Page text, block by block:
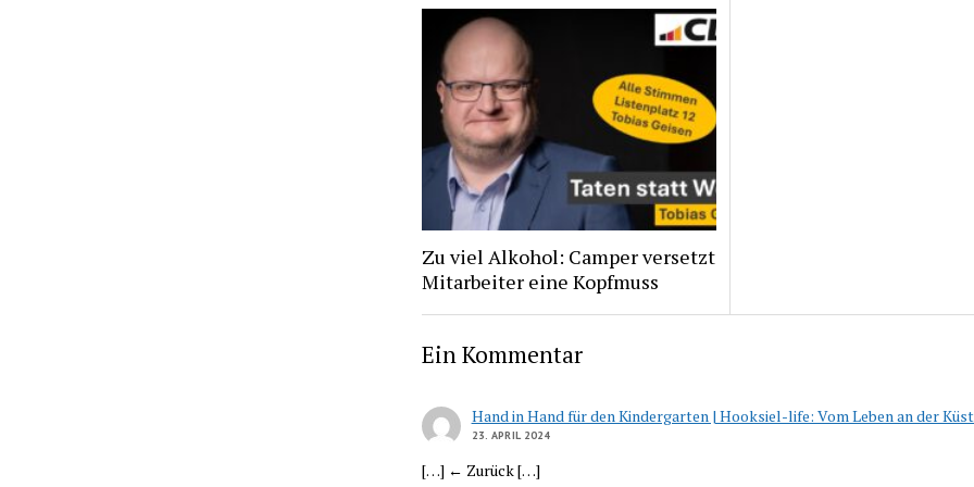
Zu viel Alkohol: Camper versetzt
Mitarbeiter eine Kopfmuss
Ein Kommentar
Hand in Hand für den Kindergarten | Hooksiel-life: Vom Leben an der
23. APRIL 2024
[…] ← Zurück […]